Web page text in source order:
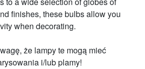
finishes, these bulbs allow you
when decorating.
że lampy te mogą mieć
i/lub plamy!